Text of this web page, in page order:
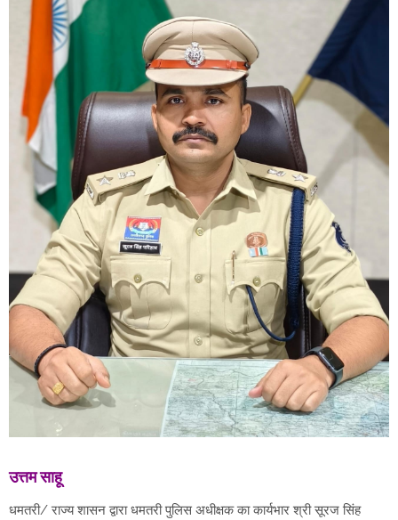
उत्तम साहू
धमतरी/ राज्य शासन द्वारा धमतरी पुलिस अधीक्षक का कार्यभार श्री सूरज सिंह